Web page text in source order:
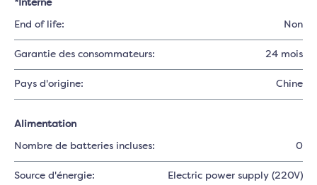
*Interne
End of life: Non
Garantie des consommateurs: 24 mois
Pays d'origine: Chine
Alimentation
Nombre de batteries incluses: 0
Source d'énergie: Electric power supply (220V)